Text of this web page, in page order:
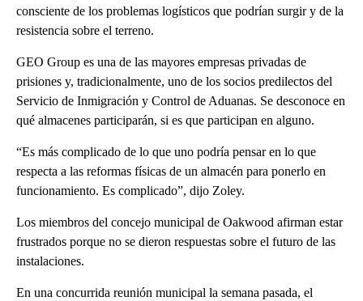
consciente de los problemas logísticos que podrían surgir y de la
resistencia sobre el terreno.
GEO Group es una de las mayores empresas privadas de
prisiones y, tradicionalmente, uno de los socios predilectos del
Servicio de Inmigración y Control de Aduanas. Se desconoce en
qué almacenes participarán, si es que participan en alguno.
“Es más complicado de lo que uno podría pensar en lo que
respecta a las reformas físicas de un almacén para ponerlo en
funcionamiento. Es complicado”, dijo Zoley.
Los miembros del concejo municipal de Oakwood afirman estar
frustrados porque no se dieron respuestas sobre el futuro de las
instalaciones.
En una concurrida reunión municipal la semana pasada, el